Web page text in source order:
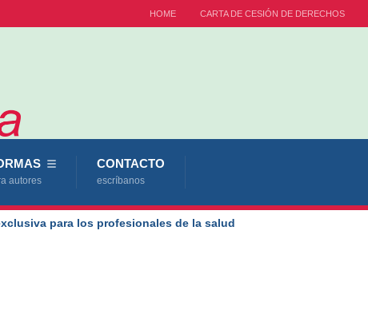
HOME CARTA DE CESIÓN DE DERECHOS
autores
CONTACTO
escríbanos
para los profesionales de la salud